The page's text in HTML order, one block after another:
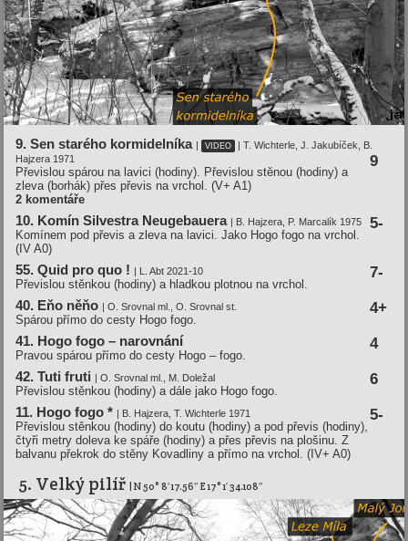
9. Sen starého kormidelní­ka | VIDEO
| T. Wichterle, J. Jakubí­ček, B.
Hajzera 1971
9
Převislou spárou na lavici (hodiny). Převislou stěnou (hodiny) a
zleva (borhák) přes převis na vrchol. (V+ A1)
2 komentáře
10. Komí­n Silvestra Neugebauera | B. Hajzera, P. Marcalí­k 1975 5-
Komínem pod převis a zleva na lavici. Jako Hogo fogo na vrchol.
(IV A0)
55. Quid pro quo ! | L. Abt 2021-10 7-
Převislou stěnkou (hodiny) a hladkou plotnou na vrchol.
40. Eňo něňo | O. Srovnal ml., O. Srovnal st. 4+
Spárou přímo do cesty Hogo fogo.
41. Hogo fogo – narovnání 4
Pravou spárou přímo do cesty Hogo – fogo.
42. Tuti fruti | O. Srovnal ml., M. Doležal 6
Převislou stěnkou (hodiny) a dále jako Hogo fogo.
11. Hogo fogo * | B. Hajzera, T. Wichterle 1971 5-
Převislou stěnkou (hodiny) do koutu (hodiny) a pod převis (hodiny),
čtyři metry doleva ke spáře (hodiny) a přes převis na plošinu. Z
balvanu překrok do stěny Kovadliny a přímo na vrchol. (IV+ A0)
5. Velký pilí­ř | N 50° 8′ 17.56″ E 17° 1′ 34.108″